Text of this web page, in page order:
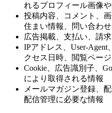
れるプロフィール画像
投稿内容、コメント、
住まい情報、問い合わ
広告掲載、支払い、請
IPアドレス、User-
クセス日時、閲覧ペー
Cookie、広告識別子、
により取得される情報
メールマガジン登録、
配信管理に必要な情報